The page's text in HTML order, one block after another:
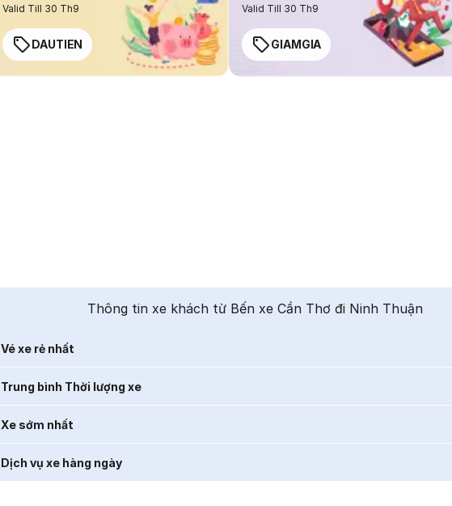
Valid Till 30 Th9
DAUTIEN
Valid Till 30 Th9
GIAMGIA
Thông tin xe khách từ Bến xe Cần Thơ đi Ninh Thuận
Vé xe rẻ nhất
Trung bình Thời lượng xe
Xe sớm nhất
Dịch vụ xe hàng ngày